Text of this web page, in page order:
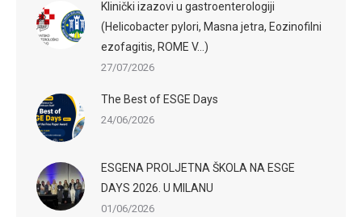
Klinički izazovi u gastroenterologiji
(Helicobacter pylori, Masna jetra, Eozinofilni
ezofagitis, ROME V…)
27/07/2026
The Best of ESGE Days
24/06/2026
ESGENA PROLJETNA ŠKOLA NA ESGE
DAYS 2026. U MILANU
01/06/2026